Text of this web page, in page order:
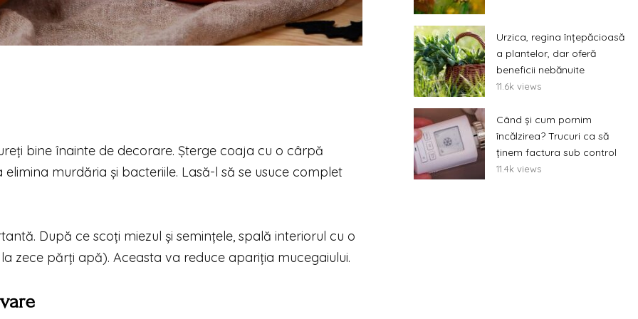
bine înainte de decorare. Șterge coaja cu o cârpă
murdăria și bacteriile. Lasă-l să se usuce complet
După ce scoți miezul și semințele, spală interiorul cu o
zece părți apă). Aceasta va reduce apariția mucegaiului.
Urzica, regina înțepăcioasă
a plantelor, dar oferă
beneficii nebănuite
11.6k views
Când și cum pornim
încălzirea? Trucuri ca să
ținem factura sub control
11.4k views